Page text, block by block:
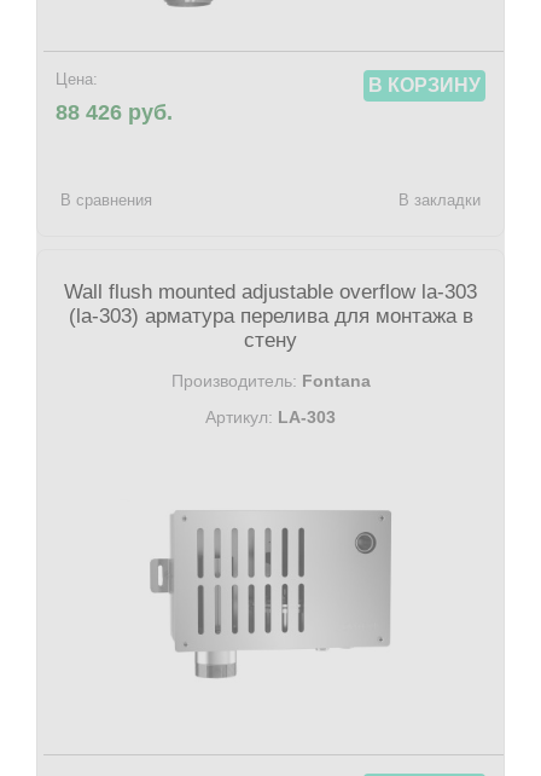
Цена:
88 426 руб.
В КОРЗИНУ
В сравнения В закладки
Wall flush mounted adjustable overflow la-303
(la-303) арматура перелива для монтажа в
стену
Производитель: Fontana
Артикул: LA-303